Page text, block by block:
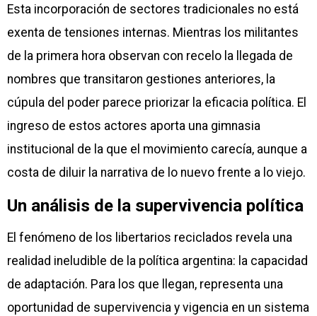
Esta incorporación de sectores tradicionales no está
exenta de tensiones internas. Mientras los militantes
de la primera hora observan con recelo la llegada de
nombres que transitaron gestiones anteriores, la
cúpula del poder parece priorizar la eficacia política. El
ingreso de estos actores aporta una gimnasia
institucional de la que el movimiento carecía, aunque a
costa de diluir la narrativa de lo nuevo frente a lo viejo.
Un análisis de la supervivencia política
El fenómeno de los libertarios reciclados revela una
realidad ineludible de la política argentina: la capacidad
de adaptación. Para los que llegan, representa una
oportunidad de supervivencia y vigencia en un sistema